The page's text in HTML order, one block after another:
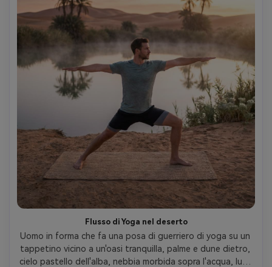
Flusso di Yoga nel deserto
Uomo in forma che fa una posa di guerriero di yoga su un
tappetino vicino a un'oasi tranquilla, palme e dune dietro,
cielo pastello dell'alba, nebbia morbida sopra l'acqua, luce